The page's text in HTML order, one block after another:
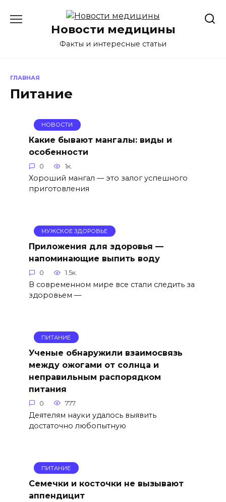
содержаниюНовости медицины
Факты и интересные статьи
ГЛАВНАЯ
Питание
НОВОСТИ
Какие бывают мангалы: виды и
особенности
0 1к.
Хороший мангал — это залог успешного
приготовления
МУЖСКОЕ ЗДОРОВЬЕ
Приложения для здоровья —
напоминающие выпить воду
0 1.5к.
В современном мире все стали следить за
здоровьем —
ПИТАНИЕ
Ученые обнаружили взаимосвязь
между ожогами от солнца и
неправильным распорядком
питания
0 777
Деятелям науки удалось выявить
достаточно любопытную
ПИТАНИЕ
Семечки и косточки не вызывают
аппендицит